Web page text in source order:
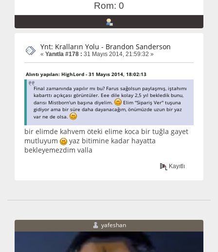
Rom: 0
Ynt: Kralların Yolu - Brandon Sanderson
« Yanıtla #178 : 31 Mayıs 2014, 21:59:32 »
Alıntı yapılan: HighLord - 31 Mayıs 2014, 18:02:13
Final zamanında yapılır mı bu? Farus sağolsun paylaşmış, iştahımı
kabarttı açıkçası görüntüler. Eee dile kolay 2,5 yıl bekledik bunu,
darısı Mistborn'un başına diyelim.
Elim ''Sipariş Ver'' tuşuna
gidiyor ama bir süre daha dayanacağım, önümüzde uzun bir yaz
var ne de olsa.
bir elimde kahvem öteki elime koca bir tuğla gayet
mutluyum
yaz bitimine kadar hayatta
bekleyemezdim valla
Kayıtlı
yafeshan